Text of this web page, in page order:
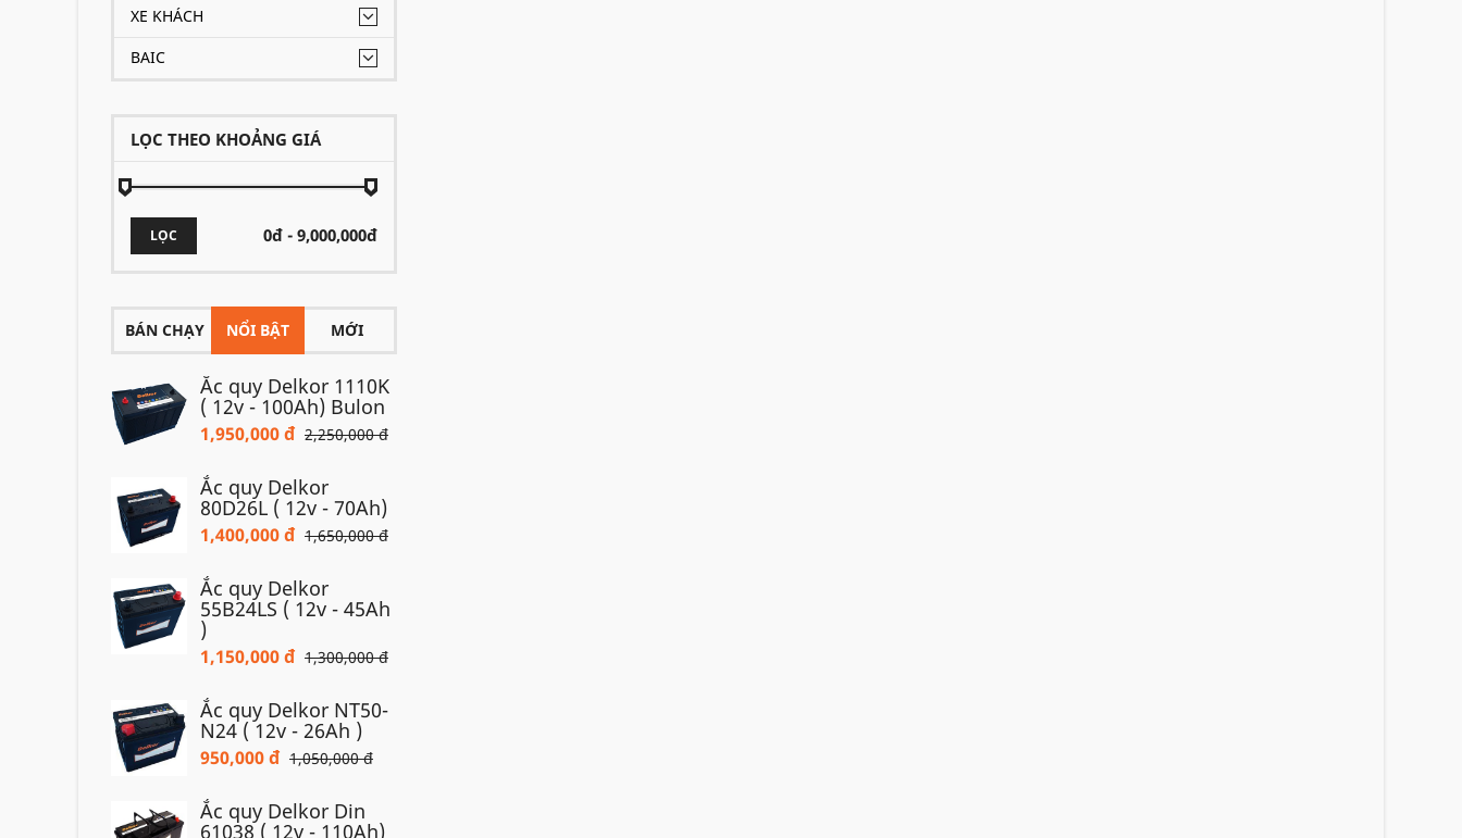
XE KHÁCH
BAIC
LỌC THEO KHOẢNG GIÁ
LỌC
BÁN CHẠY NỔI BẬT MỚI
Ắc quy Delkor 1110K
( 12v - 100Ah) Bulon
1,950,000 đ 2,250,000 đ
Ắc quy Delkor
80D26L ( 12v - 70Ah)
1,400,000 đ 1,650,000 đ
Ắc quy Delkor
55B24LS ( 12v - 45Ah
)
1,150,000 đ 1,300,000 đ
Ắc quy Delkor NT50-
N24 ( 12v - 26Ah )
950,000 đ 1,050,000 đ
Ắc quy Delkor Din
61038 ( 12v - 110Ah)